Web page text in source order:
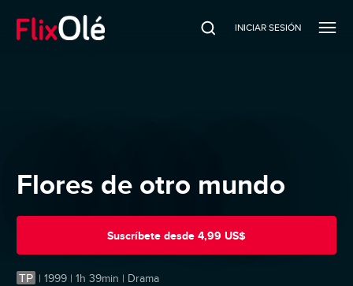
INICIAR SESIÓN
Flores de otro mundo
Suscríbete desde 4,99 US$
TP | 1999 | 1h 39min | Drama